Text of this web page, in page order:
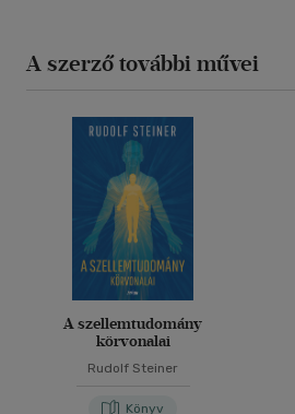
A szerző további művei
A szellemtudomány
körvonalai
Rudolf Steiner
Könyv